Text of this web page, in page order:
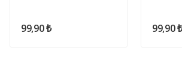
99,90 ₺ 99,90 ₺